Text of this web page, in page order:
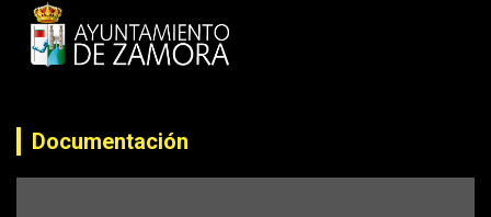
Documentación